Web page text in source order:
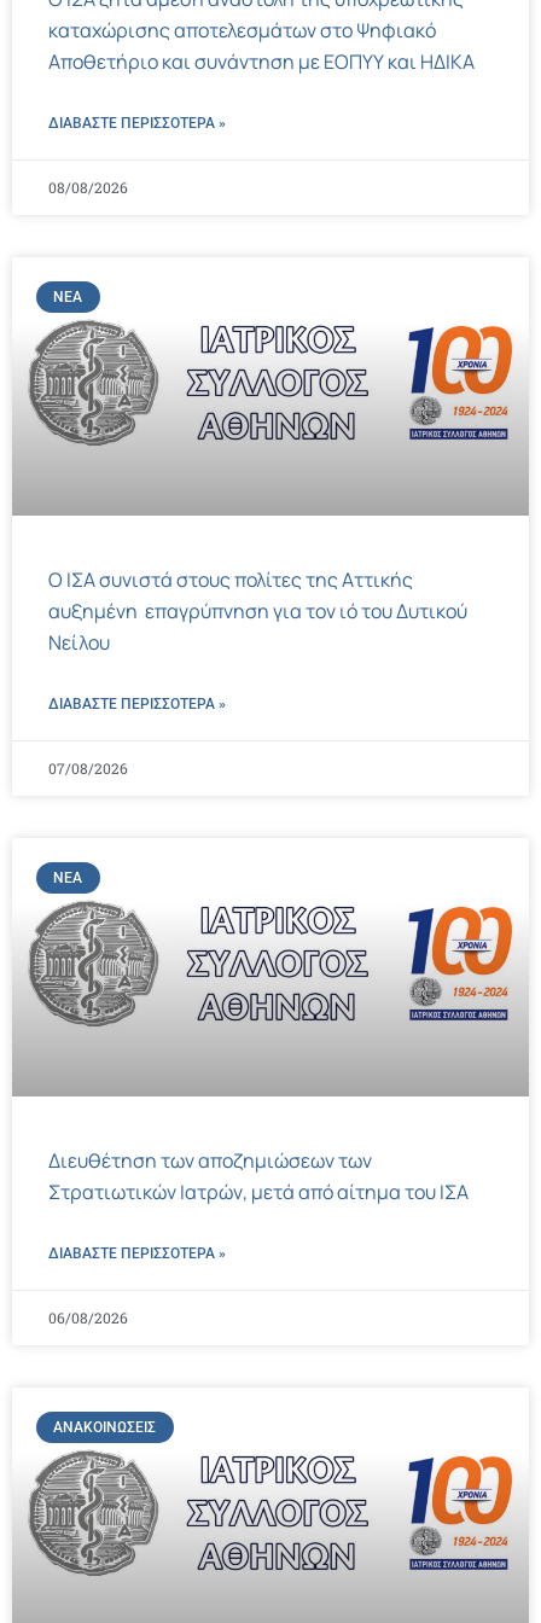
καταχώρισης αποτελεσμάτων στο Ψηφιακό
Αποθετήριο και συνάντηση με ΕΟΠΥΥ και ΗΔΙΚΑ
ΔΙΑΒΑΣΤΕ ΠΕΡΙΣΣΌΤΕΡΑ »
08/08/2026
ΝΈΑ
Ο ΙΣΑ συνιστά στους πολίτες της Αττικής
αυξημένη επαγρύπνηση για τον ιό του Δυτικού
Νείλου
ΔΙΑΒΑΣΤΕ ΠΕΡΙΣΣΌΤΕΡΑ »
07/08/2026
ΝΈΑ
Διευθέτηση των αποζημιώσεων των
Στρατιωτικών Ιατρών, μετά από αίτημα του ΙΣΑ
ΔΙΑΒΑΣΤΕ ΠΕΡΙΣΣΌΤΕΡΑ »
06/08/2026
ΑΝΑΚΟΙΝΏΣΕΙΣ